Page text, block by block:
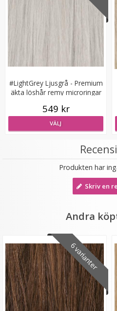
189 kr
VÄLJ
Mizzy Tangler brush
★★★
LÄGG I
#LightGrey Ljusgrå - Premium
äkta löshår remy microringar
549 kr
VÄLJ
Produkten har
Skriv en
Andra
6 varianter